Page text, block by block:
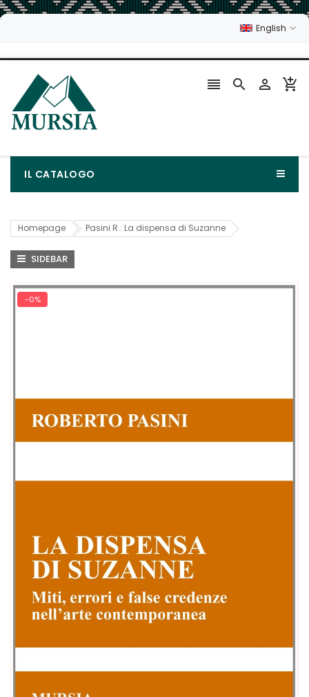
English
   
IL CATALOGO
Homepage Pasini R.: La dispensa di Suzanne
SIDEBAR
-0%